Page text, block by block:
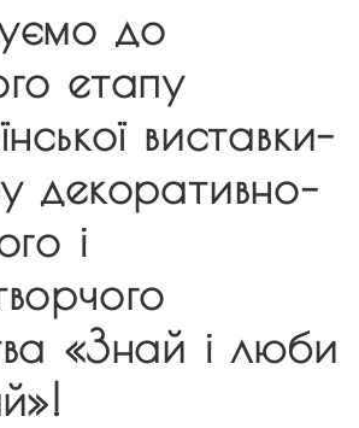
до
етапу
виставки–
декоративно–
і
«Знай і люби